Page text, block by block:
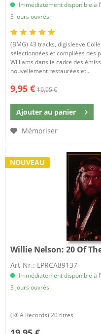
Immédiatement disponible à
3 jours ouvrés.
(BMG) 43 tracks, digisleeve
sélectionnées et compilées des
Williams dans le cadre des
nouvellement restaurées et...
9,95 € 19,95 €
Ajouter au panier
Mémoriser
NOUVEAU
Willie Nelson:20 Of
Art-Nr.: LPRCA89137
Immédiatement disponible à
3 jours ouvrés.
(RCA Records) 20 titres